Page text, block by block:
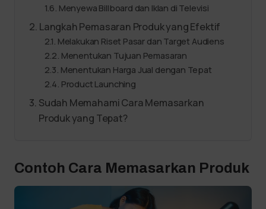
Menyewa Billboard dan Iklan di Televisi
Langkah Pemasaran Produk yang Efektif
Melakukan Riset Pasar dan Target Audiens
Menentukan Tujuan Pemasaran
Menentukan Harga Jual dengan Tepat
Product Launching
Sudah Memahami Cara Memasarkan
Produk yang Tepat?
Contoh Cara Memasarkan Produk